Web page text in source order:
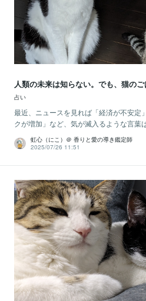
人類の未来は知らない。でも、猫のご
占い
最近、ニュースを見れば「経済が不安定
クが増加」など、気が滅入るような言葉
虹心（にこ）＠ 香りと愛の導き鑑定師
2025/07/26 11:51